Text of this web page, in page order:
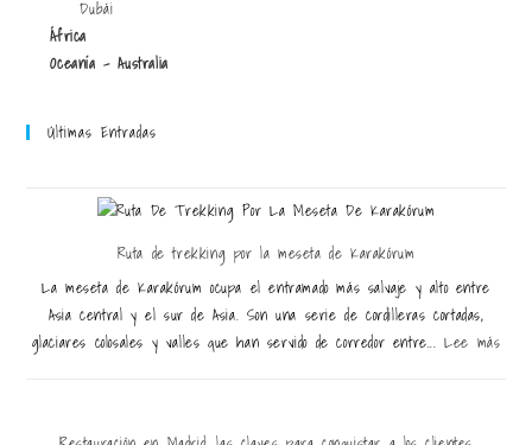
Dubái
África
Oceanía - Australia
Últimas Entradas
Ruta de trekking por la meseta de Karakórum
La meseta de Karakórum ocupa el entramado más salvaje y alto entre
Asia central y el sur de Asia. Son una serie de cordilleras cortadas,
glaciares colosales y valles que han servido de corredor entre...Lee más